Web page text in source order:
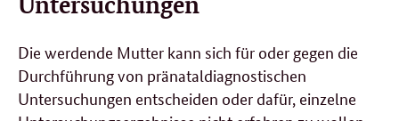
Die werdende Mutter kann sich für oder gegen die
Durchführung von pränataldiagnostischen
Untersuchungen entscheiden oder dafür, einzelne